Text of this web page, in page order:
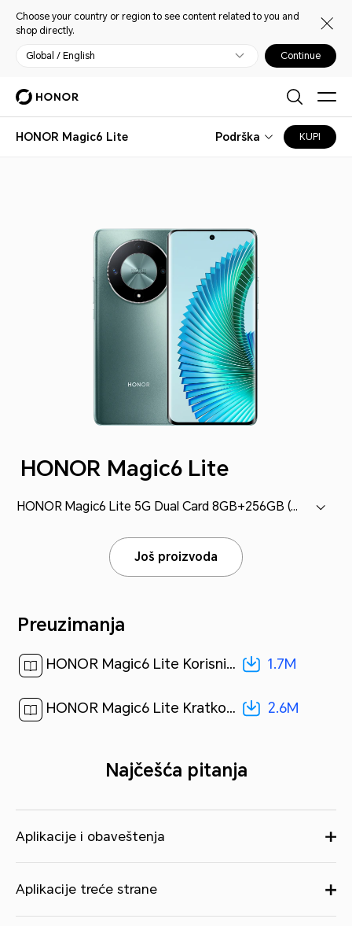
Choose your country or region to see content related to you and
shop directly.
Global / English Continue
HONOR Magic6 Lite Podrška KUPI
HONOR Magic6 Lite
HONOR Magic6 Lite 5G Dual Card 8GB+256GB (ALI-NX1)
Još proizvoda
Preuzimanja
HONOR Magic6 Lite Korisničko uputstvo-(MagicOS 7.2_01,sr)[ 1.7M ] 1.7M
HONOR Magic6 Lite Kratko uputstvo-(Magic OS 7.2_01,ALI-NX1,sr)[ 2.6M ] 2.6M
Najčešća pitanja
Aplikacije i obaveštenja
Aplikacije treće strane